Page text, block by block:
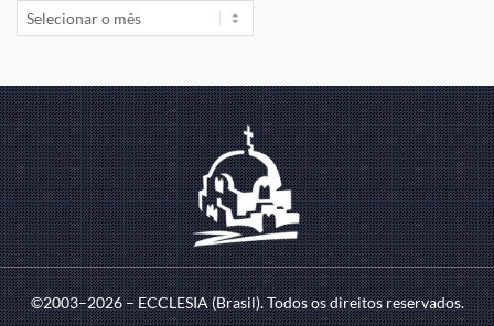
©2003–2026 – ECCLESIA (Brasil). Todos os direitos reservados.